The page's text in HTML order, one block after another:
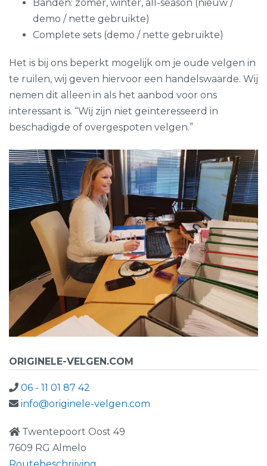
Banden: zomer, winter, all-season (nieuw /
demo / nette gebruikte)
Complete sets (demo / nette gebruikte)
Het is bij ons beperkt mogelijk om je oude velgen in
te ruilen, wij geven hiervoor een handelswaarde. Wij
nemen dit alleen in als het aanbod voor ons
interessant is. “Wij zijn niet geïnteresseerd in
beschadigde of overgespoten velgen.”
ORIGINELE-VELGEN.COM
06 - 11 01 87 42
info@originele-velgen.com
Twentepoort Oost 49
7609 RG Almelo
Routebeschrijving